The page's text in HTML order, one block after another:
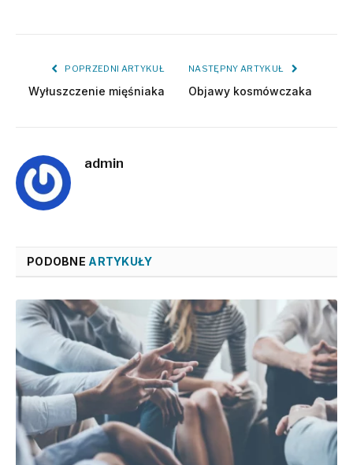
POPRZEDNI ARTYKUŁ
Wyłuszczenie mięśniaka
NASTĘPNY ARTYKUŁ
Objawy kosmówczaka
admin
PODOBNE ARTYKUŁY